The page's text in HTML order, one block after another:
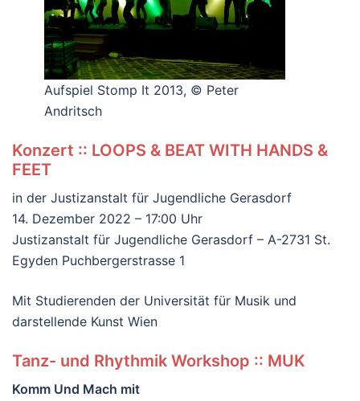
Aufspiel Stomp It 2013, © Peter
Andritsch
Konzert :: LOOPS & BEAT WITH HANDS &
FEET
in der Justizanstalt für Jugendliche Gerasdorf
14. Dezember 2022 – 17:00 Uhr
Justizanstalt für Jugendliche Gerasdorf – A-2731 St.
Egyden Puchbergerstrasse 1
Mit Studierenden der Universität für Musik und
darstellende Kunst Wien
Tanz- und Rhythmik Workshop :: MUK
Komm Und Mach mit